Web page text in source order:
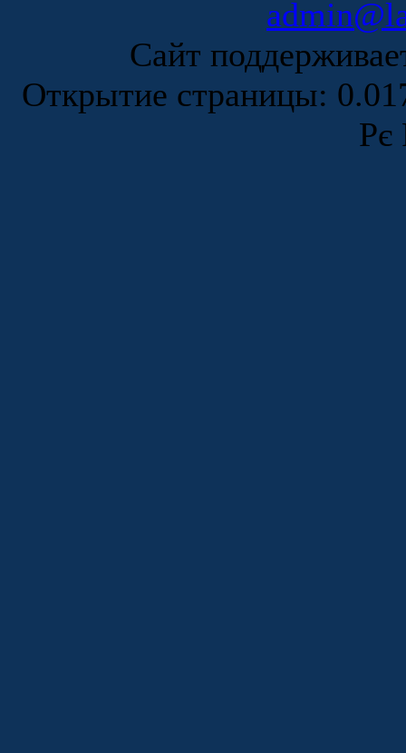
Сайт
Открытие страницы:
Рє